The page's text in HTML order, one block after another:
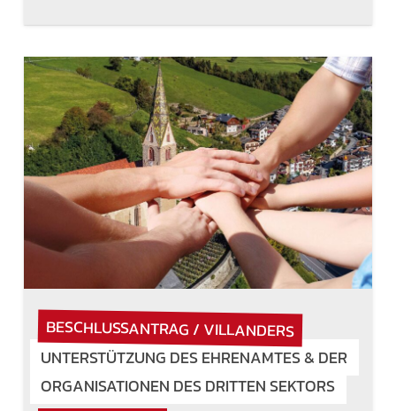
BESCHLUSSANTRAG / VILLANDERS
UNTERSTÜTZUNG DES EHRENAMTES & DER
ORGANISATIONEN DES DRITTEN SEKTORS